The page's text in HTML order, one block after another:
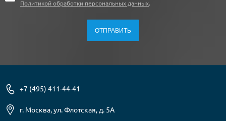
Политикой обработки персональных данных.
+7 (495) 411-44-41
г. Москва, ул. Флотская, д. 5А